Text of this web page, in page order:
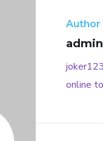
Author
admin
online